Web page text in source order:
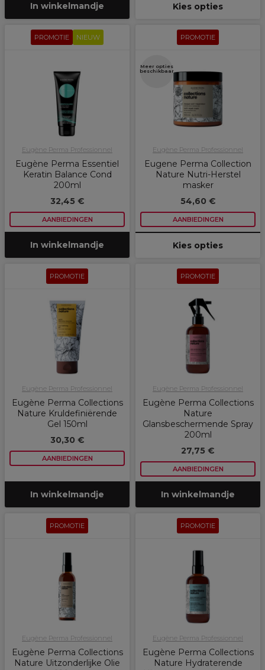
In winkelmandje Kies opties
PROMOTIE NIEUW
Eugène Perma Professionnel
Eugène Perma Essentiel
Keratin Balance Cond
200ml
32,45 €
AANBIEDINGEN
In winkelmandje
PROMOTIE
Meer opties
beschikbaar
Eugène Perma Professionnel
Eugene Perma Collection
Nature Nutri-Herstel
masker
54,60 €
AANBIEDINGEN
Kies opties
PROMOTIE
Eugène Perma Professionnel
Eugène Perma Collections
Nature Kruldefiniërende
Gel 150ml
30,30 €
AANBIEDINGEN
In winkelmandje
PROMOTIE
Eugène Perma Professionnel
Eugène Perma Collections
Nature
Glansbeschermende Spray
200ml
27,75 €
AANBIEDINGEN
In winkelmandje
PROMOTIE
Eugène Perma Professionnel
Eugène Perma Collections
Nature Uitzonderlijke Olie
PROMOTIE
Eugène Perma Professionnel
Eugène Perma Collections
Nature Hydraterende